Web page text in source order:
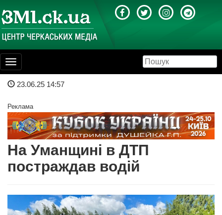
Toggle
navigation
23.06.25 14:57
Реклама
На Уманщині в ДТП
постраждав водій